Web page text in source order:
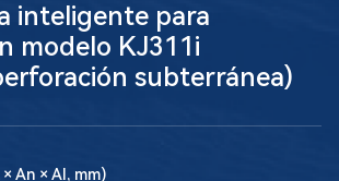
inteligente para
modelo KJ311i
subterránea)
An × Al, mm)